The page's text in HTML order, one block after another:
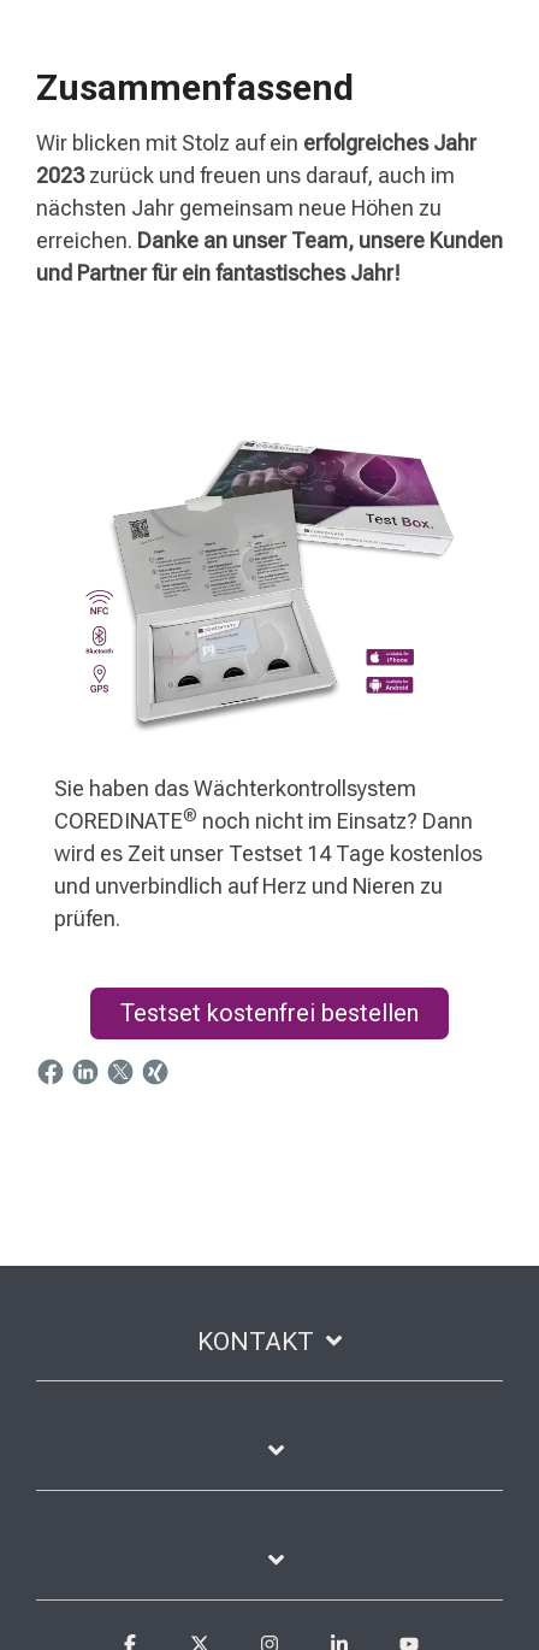
Zusammenfassend
Wir blicken mit Stolz auf ein erfolgreiches Jahr
2023zurück und freuen uns darauf, auch im
nächsten Jahr gemeinsam neue Höhen zu
erreichen. Danke an unser Team, unsere Kunden
und Partner für ein fantastisches Jahr!
Sie haben das Wächterkontrollsystem
COREDINATE® noch nicht im Einsatz? Dann
wird es Zeit unser Testset 14 Tage kostenlos
und unverbindlich auf Herz und Nieren zu
prüfen.
Testset kostenfrei bestellen
KONTAKT